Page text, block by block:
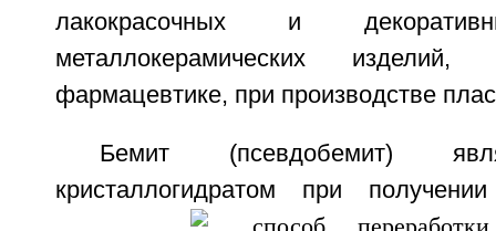
лакокрасочных и
металлокерамических изделий,
фармацевтике, при производстве
Бемит (псевдобемит)
кристаллогидратом при